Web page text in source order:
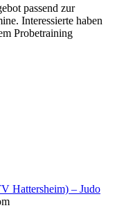
passend zur
Interessierte haben
Probetraining
Hattersheim) – Judo